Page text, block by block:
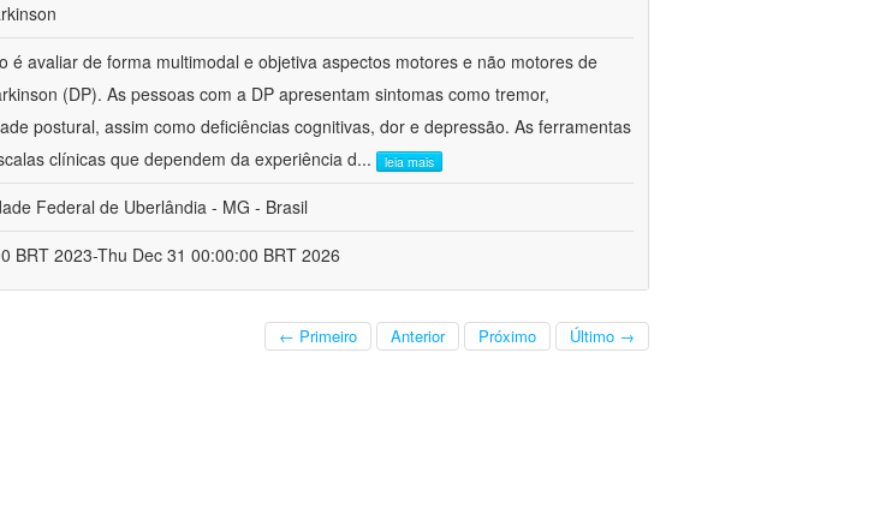
é avaliar de forma multimodal e objetiva aspectos motores e não motores de
(DP). As pessoas com a DP apresentam sintomas como tremor,
postural, assim como deficiências cognitivas, dor e depressão. As ferramentas
clínicas que dependem da experiência d... leia mais
Federal de Uberlândia - MG - Brasil
BRT 2023-Thu Dec 31 00:00:00 BRT 2026
← Primeiro Anterior Próximo Último →